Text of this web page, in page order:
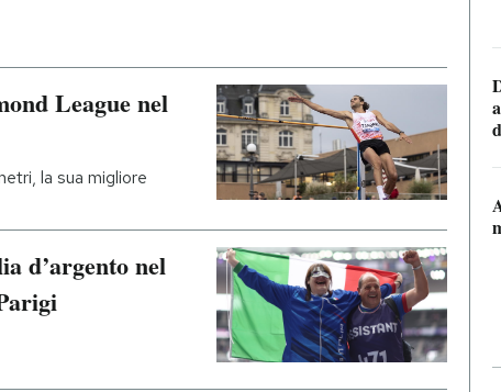
League nel
la sua migliore
d’argento nel